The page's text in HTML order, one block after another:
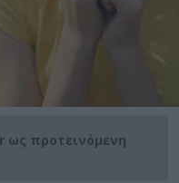
ως προτεινόμενη